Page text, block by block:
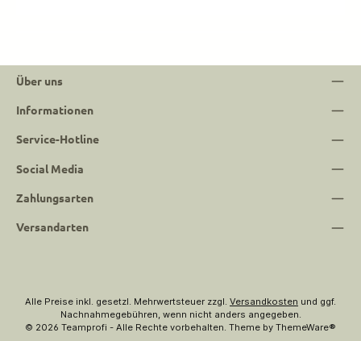
Über uns
Informationen
Service-Hotline
Social Media
Zahlungsarten
Versandarten
Alle Preise inkl. gesetzl. Mehrwertsteuer zzgl. Versandkosten und ggf.
Nachnahmegebühren, wenn nicht anders angegeben.
© 2026 Teamprofi - Alle Rechte vorbehalten. Theme by ThemeWare®